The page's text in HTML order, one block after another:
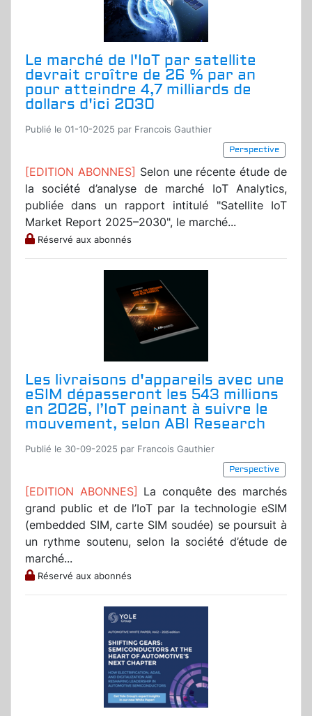
Le marché de l'IoT par satellite
devrait croître de 26 % par an
pour atteindre 4,7 milliards de
dollars d'ici 2030
Publié le 01-10-2025 par Francois Gauthier
Perspective
[EDITION ABONNES] Selon une récente étude de
la société d’analyse de marché IoT Analytics,
publiée dans un rapport intitulé "Satellite IoT
Market Report 2025–2030", le marché...
Réservé aux abonnés
Les livraisons d'appareils avec une
eSIM dépasseront les 543 millions
en 2026, l’IoT peinant à suivre le
mouvement, selon ABI Research
Publié le 30-09-2025 par Francois Gauthier
Perspective
[EDITION ABONNES] La conquête des marchés
grand public et de l’IoT par la technologie eSIM
(embedded SIM, carte SIM soudée) se poursuit à
un rythme soutenu, selon la société d’étude de
marché...
Réservé aux abonnés